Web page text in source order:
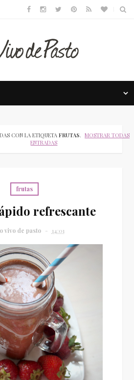
CON LA ETIQUETA FRUTAS. MOSTRAR TODAS
ENTRADAS
frutas
refrescante
vivo de pasto 14:01